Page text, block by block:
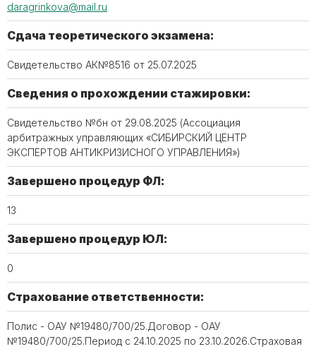
daragrinkova@mail.ru
Сдача теоретического экзамена:
Свидетельство АК№8516 от 25.07.2025
Сведения о прохождении стажировки:
Свидетельство №бн от 29.08.2025 (Ассоциация
арбитражных управляющих «СИБИРСКИЙ ЦЕНТР
ЭКСПЕРТОВ АНТИКРИЗИСНОГО УПРАВЛЕНИЯ»)
Завершено процедур ФЛ:
13
Завершено процедур ЮЛ:
0
Страхование ответственности:
Полис - ОАУ №19480/700/25.Договор - ОАУ
№19480/700/25.Период с 24.10.2025 по 23.10.2026.Страховая